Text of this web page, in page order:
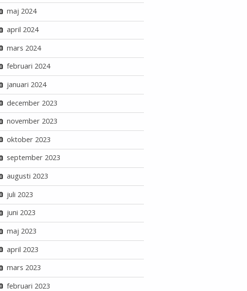
maj 2024
april 2024
mars 2024
februari 2024
januari 2024
december 2023
november 2023
oktober 2023
september 2023
augusti 2023
juli 2023
juni 2023
maj 2023
april 2023
mars 2023
februari 2023